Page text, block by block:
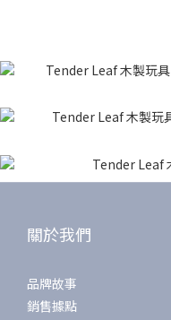
關於我們
品牌故事
銷售據點